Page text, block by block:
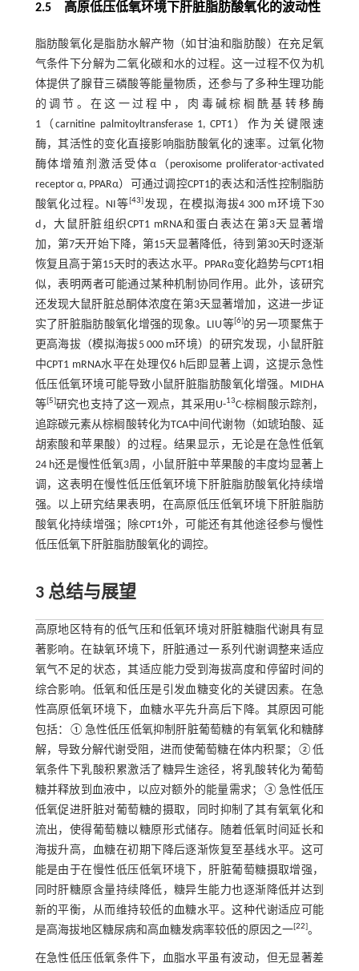
2.5 高原低压低氧环境下肝脏脂肪酸氧化的波动性
脂肪酸氧化是脂肪水解产物（如甘油和脂肪酸）在充足氧
气条件下分解为二氧化碳和水的过程。这一过程不仅为机
体提供了腺苷三磷酸等能量物质，还参与了多种生理功能
的调节。在这一过程中，肉毒碱棕榈酰基转移酶
1（carnitine palmitoyltransferase 1, CPT1）作为关键限速
酶，其活性的变化直接影响脂肪酸氧化的速率。过氧化物
酶体增殖剂激活受体α（peroxisome proliferator-activated
receptor α, PPARα）可通过调控CPT1的表达和活性控制脂肪
酸氧化过程。NI等 [43 发现，在模拟海拔4 300 m环境下30
d，大鼠肝脏组织CPT1 mRNA和蛋白表达在第3天显著增
加，第7天开始下降，第15天显著降低，待到第30天时逐渐
恢复且高于第15天时的表达水平。PPARα变化趋势与CPT1相
似，表明两者可能通过某种机制协同作用。此外，该研究
还发现大鼠肝脏总酮体浓度在第3天显著增加，这进一步证
实了肝脏脂肪酸氧化增强的现象。LIU等 [6 的另一项聚焦于
更高海拔（模拟海拔5 000 m环境）的研究发现，小鼠肝脏
中CPT1 mRNA水平在处理仅6 h后即显著上调，这提示急性
低压低氧环境可能导致小鼠肝脏脂肪酸氧化增强。MIDHA
等[ 5 研究也支持了这一观点，其采用U-13C-棕榈酸示踪剂，
追踪碳元素从棕榈酸转化为TCA中间代谢物（如琥珀酸、延
胡索酸和苹果酸）的过程。结果显示，无论是在急性低氧
24 h还是慢性低氧3周，小鼠肝脏中苹果酸的丰度均显著上
调，这表明在慢性低压低氧环境下肝脏脂肪酸氧化持续增
强。以上研究结果表明，在高原低压低氧环境下肝脏脂肪
酸氧化持续增强；除CPT1外，可能还有其他途径参与慢性
低压低氧下肝脏脂肪酸氧化的调控。
3 总结与展望
高原地区特有的低气压和低氧环境对肝脏糖脂代谢具有显
著影响。在缺氧环境下，肝脏通过一系列代谢调整来适应
氧气不足的状态，其适应能力受到海拔高度和停留时间的
综合影响。低氧和低压是引发血糖变化的关键因素。在急
性高原低氧环境下，血糖水平先升高后下降。其原因可能
包括：①急性低压低氧抑制肝脏葡萄糖的有氧氧化和糖酵
解，导致分解代谢受阻，进而使葡萄糖在体内积聚；②低
氧条件下乳酸积累激活了糖异生途径，将乳酸转化为葡萄
糖并释放到血液中，以应对额外的能量需求；③急性低压
低氧促进肝脏对葡萄糖的摄取，同时抑制了其有氧氧化和
流出，使得葡萄糖以糖原形式储存。随着低氧时间延长和
海拔升高，血糖在初期下降后逐渐恢复至基线水平。这可
能是由于在慢性低压低氧环境下，肝脏葡萄糖摄取增强，
同时肝糖原含量持续降低，糖异生能力也逐渐降低并达到
新的平衡，从而维持较低的血糖水平。这种代谢适应可能
是高海拔地区糖尿病和高血糖发病率较低的原因之一[ 22 。
在急性低压低氧条件下，血脂水平虽有波动，但无显著差